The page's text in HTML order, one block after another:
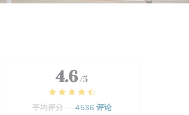
4.6 /5
平均评分 — 4536 评论